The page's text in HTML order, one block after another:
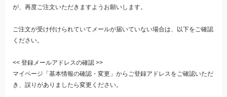
が、再度ご注文いただきますようお願いします。
ご注文が受け付けられていてメールが届いていない場合は、以下をご確認
ください。
<< 登録メールアドレスの確認 >>
マイページ「基本情報の確認・変更」からご登録アドレスをご確認いただ
き、誤りがありましたら変更ください。